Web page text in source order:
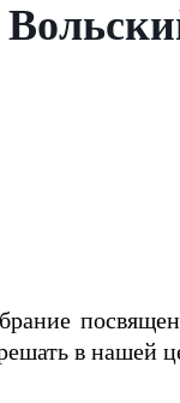
в нашей